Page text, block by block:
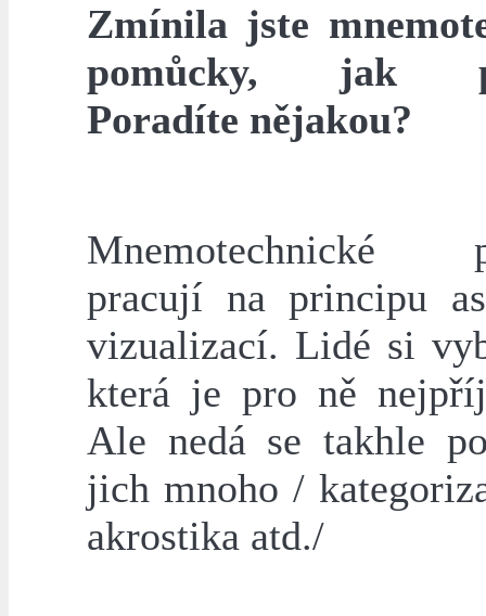
Zmínila jste
pomůcky, jak
Poradíte nějakou?
Mnemotechnické
pracují na principu
vizualizací. Lidé si
která je pro ně
Ale nedá se takhle
jich mnoho /
akrostika atd./